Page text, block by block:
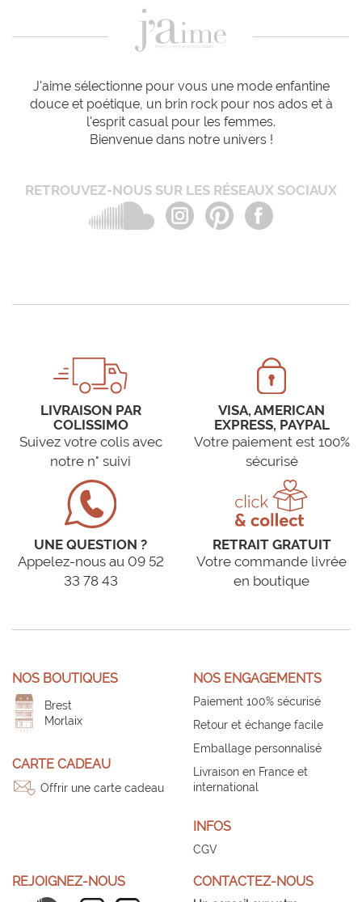
J'aime sélectionne pour vous une mode enfantine
douce et poétique, un brin rock pour nos ados et à
l'esprit casual pour les femmes.
Bienvenue dans notre univers !
RETROUVEZ-NOUS SUR LES RÉSEAUX SOCIAUX
LIVRAISON PAR
COLISSIMO
Suivez votre colis avec
notre n° suivi
VISA, AMERICAN
EXPRESS, PAYPAL
Votre paiement est 100%
sécurisé
UNE QUESTION ?
Appelez-nous au 09 52
33 78 43
RETRAIT GRATUIT
Votre commande livrée
en boutique
NOS BOUTIQUES
Brest
Morlaix
CARTE CADEAU
Offrir une carte cadeau
NOS ENGAGEMENTS
Paiement 100% sécurisé
Retour et échange facile
Emballage personnalisé
Livraison en France et
international
INFOS
CGV
REJOIGNEZ-NOUS CONTACTEZ-NOUS